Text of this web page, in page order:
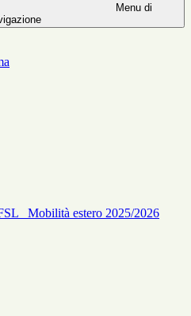
Menu di
_Mobilità estero 2025/2026